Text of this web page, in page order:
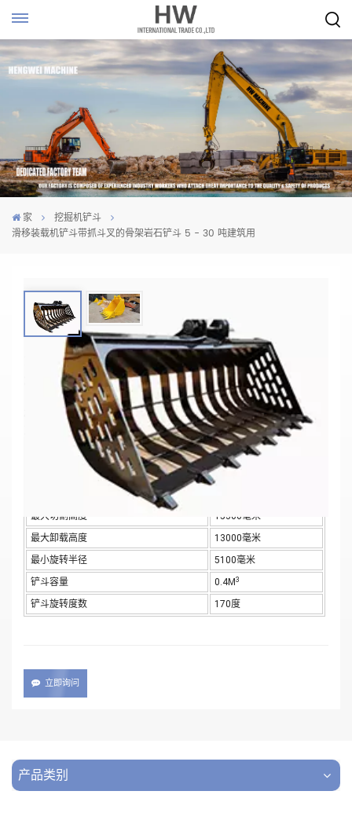
家
挖掘机铲斗
滑移装载机铲斗带抓斗叉的骨架岩石铲斗 5 - 30 吨建筑用
滑移装载机铲斗带抓斗叉的骨架岩石铲斗 5 -
30 吨建筑用
材质：Q355B & NM400
主要参数
最大挖掘半径
17300毫米
12500毫米
最大切割高度
15300毫米
最大卸载高度
13000毫米
最小旋转半径
5100毫米
铲斗容量
0.4M 3
铲斗旋转度数 170度
立即询问
产品类别